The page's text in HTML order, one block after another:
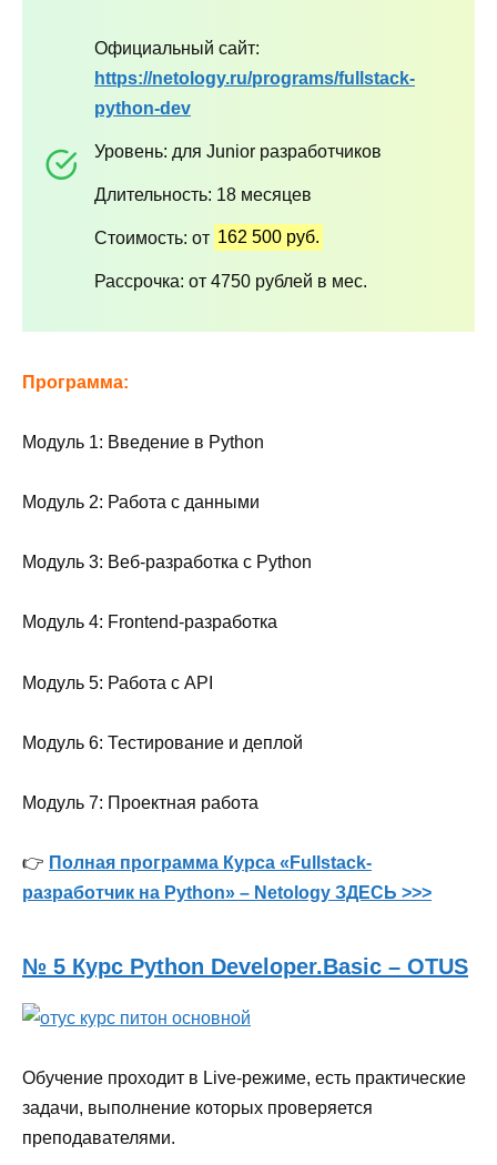
Официальный сайт:
https://netology.ru/programs/fullstack-
python-dev
Уровень: для Junior разработчиков
Длительность: 18 месяцев
Стоимость: от 162 500 руб.
Рассрочка: от 4750 рублей в мес.
Программа:
Модуль 1: Введение в Python
Модуль 2: Работа с данными
Модуль 3: Веб-разработка с Python
Модуль 4: Frontend-разработка
Модуль 5: Работа с API
Модуль 6: Тестирование и деплой
Модуль 7: Проектная работа
👉 Полная программа Курса «Fullstack-
разработчик на Python» – Netology ЗДЕСЬ >>>
№ 5 Курс Python Developer.Basic – OTUS
Обучение проходит в Live-режиме, есть практические
задачи, выполнение которых проверяется
преподавателями.